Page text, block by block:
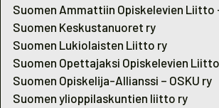
Suomen Ammattiin Opiskelevien Liitto
Suomen Keskustanuoret ry
Suomen Lukiolaisten Liitto ry
Suomen Opettajaksi Opiskelevien Liitto
Suomen Opiskelija-Allianssi – OSKU ry
Suomen ylioppilaskuntien liitto ry